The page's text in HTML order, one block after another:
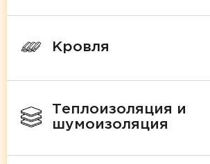
Кровля
Теплоизоляция и
шумоизоляция